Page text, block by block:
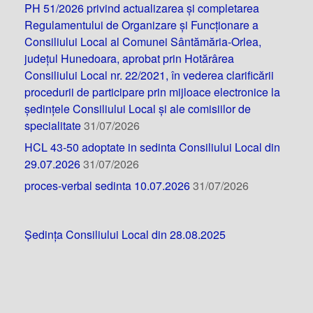
PH 51/2026 privind actualizarea și completarea
Regulamentului de Organizare și Funcționare a
Consiliului Local al Comunei Sântămăria-Orlea,
județul Hunedoara, aprobat prin Hotărârea
Consiliului Local nr. 22/2021, în vederea clarificării
procedurii de participare prin mijloace electronice la
ședințele Consiliului Local și ale comisiilor de
specialitate31/07/2026
HCL 43-50 adoptate in sedinta Consiliului Local din
29.07.202631/07/2026
proces-verbal sedinta 10.07.202631/07/2026
Ședința Consiliului Local din 28.08.2025